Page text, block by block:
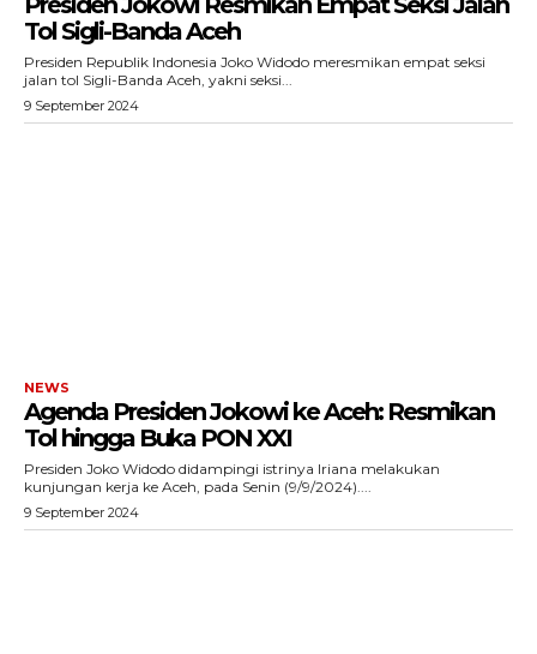
Tol Sigli-Banda Aceh
Presiden Republik Indonesia Joko Widodo meresmikan empat seksi
jalan tol Sigli-Banda Aceh, yakni seksi...
9 September 2024
NEWS
Agenda Presiden Jokowi ke Aceh: Resmikan
Tol hingga Buka PON XXI
Presiden Joko Widodo didampingi istrinya Iriana melakukan
kunjungan kerja ke Aceh, pada Senin (9/9/2024)....
9 September 2024